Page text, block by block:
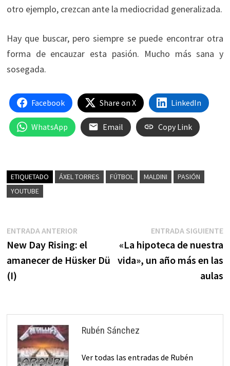
otro ejemplo, crezcan ante la mediocridad generalizada.
Hay que buscar, pero siempre se puede encontrar otra
forma de encauzar esta pasión. Mucho más sana y
sosegada.
Facebook Share on X LinkedIn
WhatsApp Email Copy Link
ETIQUETADO ÁXEL TORRES FÚTBOL MALDINI
PASIÓN
YOUTUBE
Navegación
de
entradas
ENTRADA ANTERIOREntrada
anterior:
New Day Rising: el
amanecer de Hüsker Dü
(I)
ENTRADA SIGUIENTE
«La hipoteca de nuestra
vida», un año más en las
aulas
Rubén Sánchez
Ver todas las entradas de Rubén